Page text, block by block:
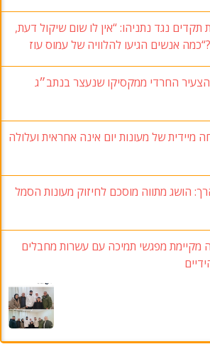
נגד נתניהו: “אין לו שום שיקול דעת,
אנשים הגיעו להלוויה של עמוס עוז
החרדי ממקסיקו שנעצר בנתב״ג
מיידית של מעונות יום אינה אחראית ועלולה
הושג מתווה מוסכם לחיזוק מעונות הסמל
מקיימת מפגשי תמיכה עם עשרות מחבלים